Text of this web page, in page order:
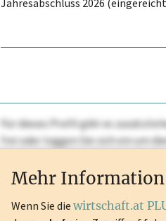
Für dieses Profil gibt es
frei oder loggen Sie sich ein um
Mehr Information
Wenn Sie die wirtschaft.at